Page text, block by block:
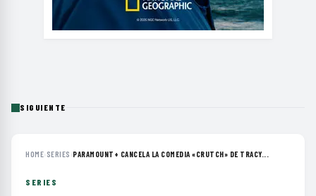
SIGUIENTE
HOME› SERIES ›PARAMOUNT+ CANCELA LA COMEDIA «CRUTCH» DE TRACY...
SERIES